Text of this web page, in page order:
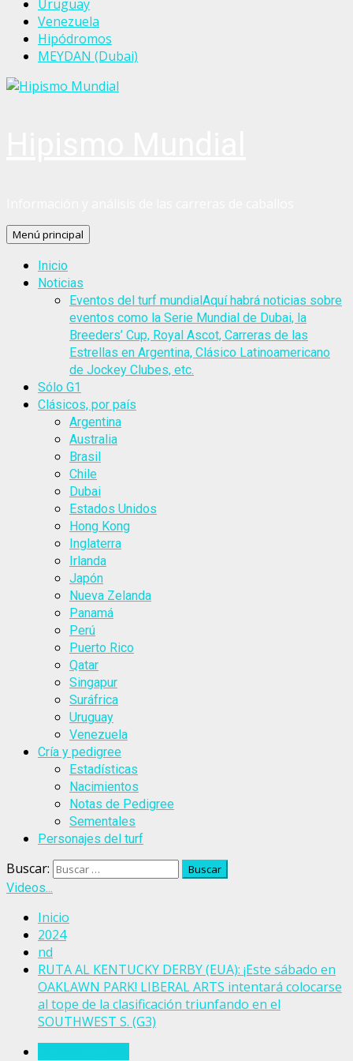
Uruguay
Venezuela
Hipódromos
MEYDAN (Dubai)
Menú principal
Inicio
Noticias
Eventos del turf mundialAquí habrá noticias sobre
eventos como la Serie Mundial de Dubai, la
Breeders’ Cup, Royal Ascot, Carreras de las
Estrellas en Argentina, Clásico Latinoamericano
de Jockey Clubes, etc.
Sólo G1
Clásicos, por país
Argentina
Australia
Brasil
Chile
Dubai
Estados Unidos
Hong Kong
Inglaterra
Irlanda
Japón
Nueva Zelanda
Panamá
Perú
Puerto Rico
Qatar
Singapur
Suráfrica
Uruguay
Venezuela
Cría y pedigree
Estadísticas
Nacimientos
Notas de Pedigree
Sementales
Personajes del turf
Buscar:
Videos...
Inicio
2024
nd
RUTA AL KENTUCKY DERBY (EUA): ¡Este sábado en
OAKLAWN PARK! LIBERAL ARTS intentará colocarse
al tope de la clasificación triunfando en el
SOUTHWEST S. (G3)